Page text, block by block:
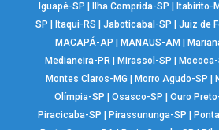
Iguapé-SP
Ilha Comprida-SP Itabirito-
SP
Itaqui-RS |Jaboticabal-SP |Juiz de
MACAPÁ-AP
MANAUS-AM
Medianeira-PR
Mirassol-SP Mococa-
Montes Claros-MG
Morro Agudo-SP
Olímpia-SP
|Osasco-SP |Ouro
Piracicaba-SP
Pirassununga-SP